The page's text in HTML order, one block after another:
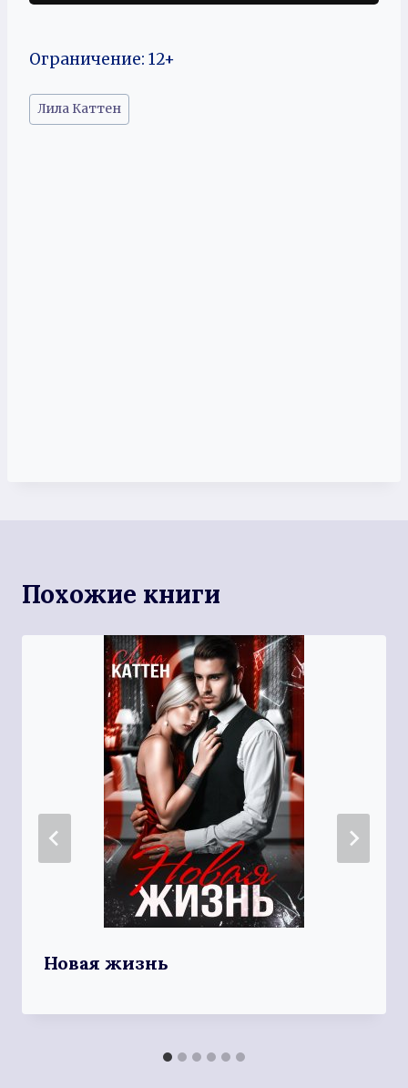
Ограничение: 12+
Метки
записи:
Лила Каттен
Похожие книги
Новая жизнь